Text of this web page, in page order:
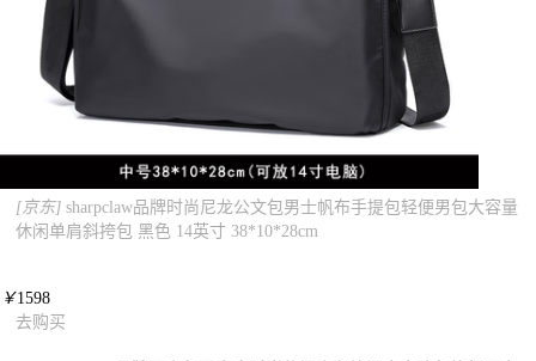
[京东] sharpclaw品牌时尚尼龙公文包男士帆布手提包轻便男包大容量
休闲单肩斜挎包 黑色 14英寸 38*10*28cm
￥1598
去购买